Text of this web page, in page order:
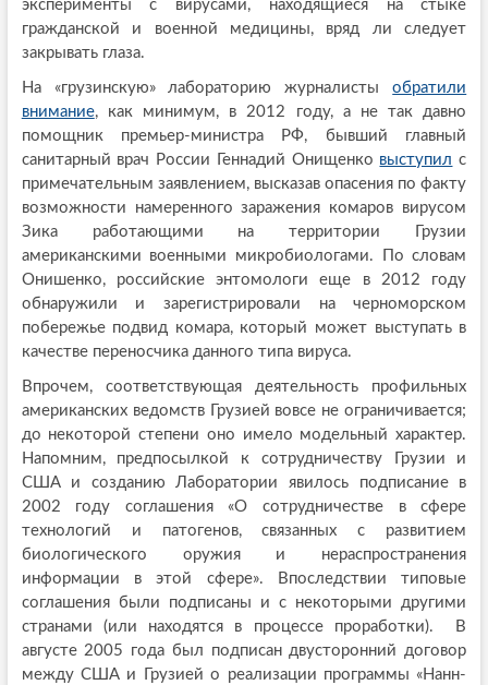
эксперименты с вирусами, находящиеся на стыке
гражданской и военной медицины, вряд ли следует
закрывать глаза.
На «грузинскую» лабораторию журналистыобратили
внимание, как минимум, в 2012 году, а не так давно
помощник премьер-министра РФ, бывший главный
санитарный врач России Геннадий Онищенко выступил с
примечательным заявлением, высказав опасения по факту
возможности намеренного заражения комаров вирусом
Зика работающими на территории Грузии
американскими военными микробиологами. По словам
Онишенко, российские энтомологи еще в 2012 году
обнаружили и зарегистрировали на черноморском
побережье подвид комара, который может выступать в
качестве переносчика данного типа вируса.
Впрочем, соответствующая деятельность профильных
американских ведомств Грузией вовсе не ограничивается;
до некоторой степени оно имело модельный характер.
Напомним, предпосылкой к сотрудничеству Грузии и
США и созданию Лаборатории явилось подписание в
2002 году соглашения «О сотрудничестве в сфере
технологий и патогенов, связанных с развитием
биологического оружия и нераспространения
информации в этой сфере». Впоследствии типовые
соглашения были подписаны и с некоторыми другими
странами (или находятся в процессе проработки). В
августе 2005 года был подписан двусторонний договор
между США и Грузией о реализации программы «Нанн-